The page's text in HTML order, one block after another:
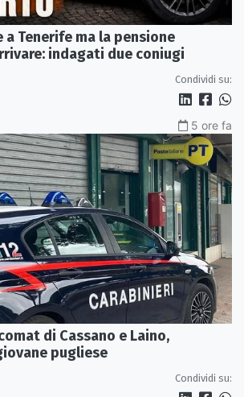
a Tenerife ma la pensione
indagati due coniugi
Condividi su:
5 ore fa
di Cassano e Laino,
pugliese
Condividi su: